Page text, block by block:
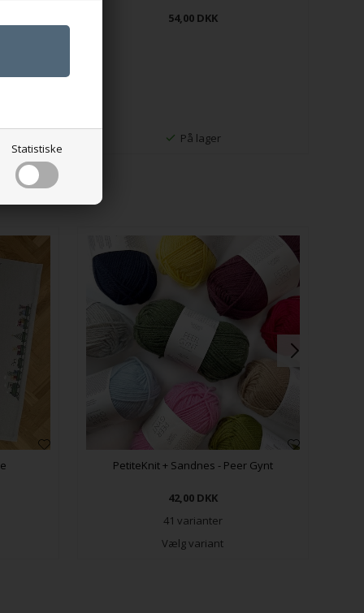
Statistiske
54,00 DKK
På lager
PetiteKnit + Sandnes - Peer Gynt
42,00 DKK
41 varianter
Vælg variant